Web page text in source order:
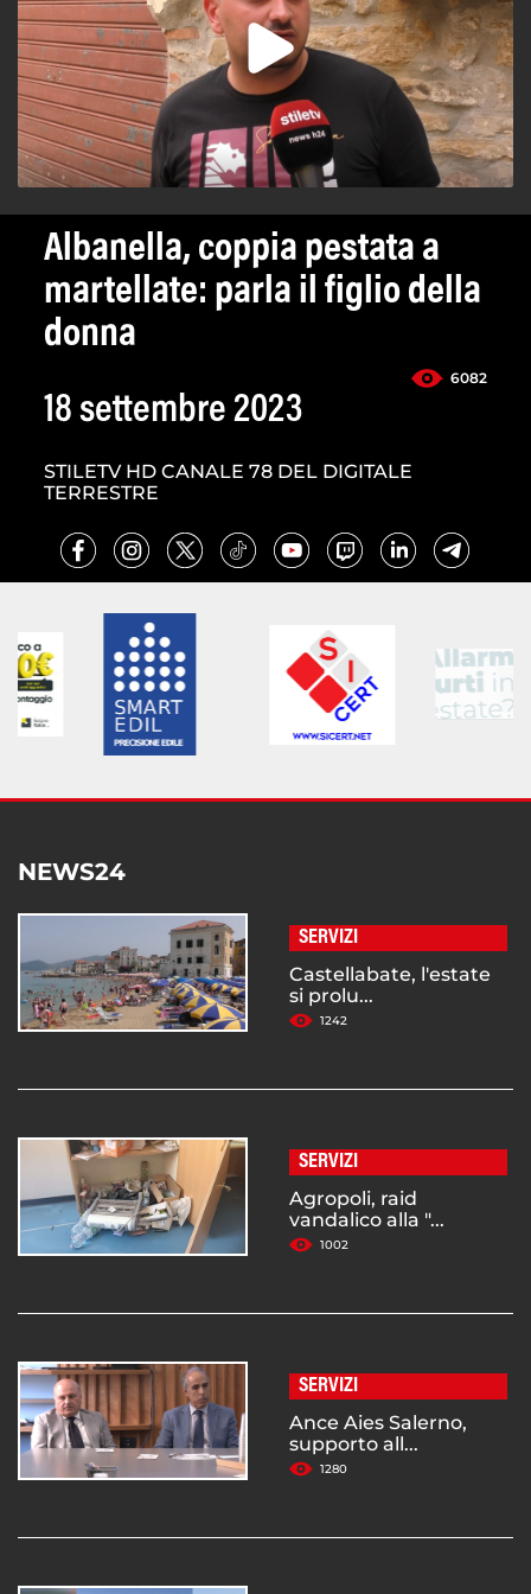
Albanella, coppia pestata a
martellate: parla il figlio della
donna
6082
18 settembre 2023
STILETV HD CANALE 78 DEL DIGITALE
TERRESTRE
NEWS24
SERVIZI
Castellabate, l'estate
si prolu...
1242
SERVIZI
Agropoli, raid
vandalico alla "...
1002
SERVIZI
Ance Aies Salerno,
supporto all...
1280